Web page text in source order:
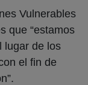
Vulnerables
que “estamos
lugar de los
el fin de